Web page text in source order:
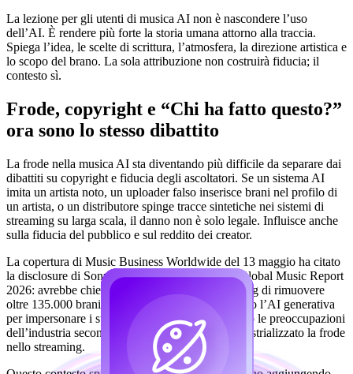
La lezione per gli utenti di musica AI non è nascondere l’uso
dell’AI. È rendere più forte la storia umana attorno alla traccia.
Spiega l’idea, le scelte di scrittura, l’atmosfera, la direzione artistica e
lo scopo del brano. La sola attribuzione non costruirà fiducia; il
contesto sì.
Frode, copyright e “Chi ha fatto questo?”
ora sono lo stesso dibattito
La frode nella musica AI sta diventando più difficile da separare dai
dibattiti su copyright e fiducia degli ascoltatori. Se un sistema AI
imita un artista noto, un uploader falso inserisce brani nel profilo di
un artista, o un distributore spinge tracce sintetiche nei sistemi di
streaming su larga scala, il danno non è solo legale. Influisce anche
sulla fiducia del pubblico e sul reddito dei creator.
La copertura di Music Business Worldwide del 13 maggio ha citato
la disclosure di Sony Music al lancio dell’IFPI Global Music Report
2026: avrebbe chiesto alle piattaforme di streaming di rimuovere
oltre 135.000 brani creati da truffatori che usavano l’AI generativa
per impersonare i suoi artisti. Ha anche richiamato le preoccupazioni
dell’industria secondo cui l’AI generativa ha industrializzato la frode
nello streaming.